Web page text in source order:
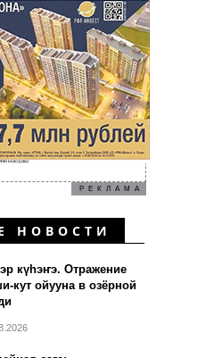
РЕКЛАМА
НОВОСТИ
күhэҥэ. Отражение
кут ойууна в озёрной